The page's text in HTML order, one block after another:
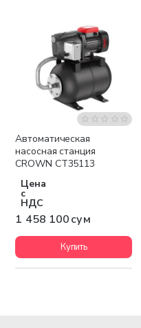
Бесплатная доставка
Автоматическая
насосная станция
CROWN CT35113
Цена
с
НДС
1 458 100 сум
Купить